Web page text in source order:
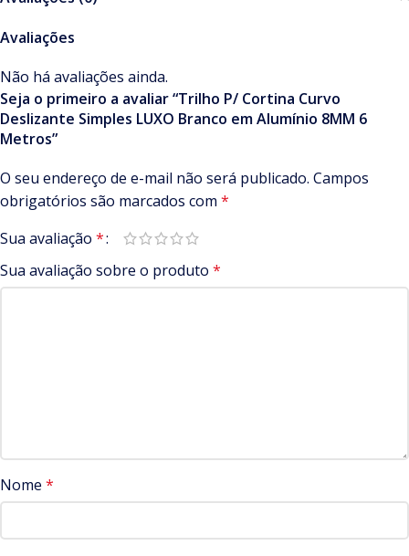
Avaliações
Não há avaliações ainda.
Seja o primeiro a avaliar “Trilho P/ Cortina Curvo
Deslizante Simples LUXO Branco em Alumínio 8MM 6
Metros”
O seu endereço de e-mail não será publicado. Campos
obrigatórios são marcados com *
Sua avaliação *
Sua avaliação sobre o produto *
Nome *